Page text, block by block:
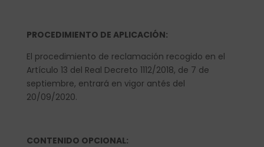
PROCEDIMIENTO DE APLICACIÓN:
El procedimiento de reclamación recogido en el
Artículo 13 del Real Decreto 1112/2018, de 7 de
septiembre, entrará en vigor antés del
20/09/2020.
CONTENIDO OPCIONAL: